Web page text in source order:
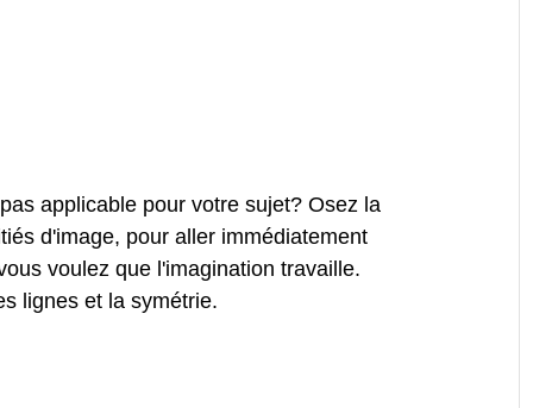
applicable pour votre sujet? Osez la
d'image, pour aller immédiatement
voulez que l'imagination travaille.
lignes et la symétrie.